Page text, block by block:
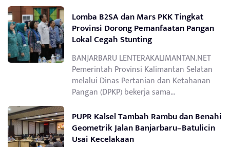
Lomba B2SA dan Mars PKK Tingkat
Provinsi Dorong Pemanfaatan Pangan
Lokal Cegah Stunting
BANJARBARU LENTERAKALIMANTAN.NET
Pemerintah Provinsi Kalimantan Selatan
melalui Dinas Pertanian dan Ketahanan
Pangan (DPKP) bekerja sama…
PUPR Kalsel Tambah Rambu dan Benahi
Geometrik Jalan Banjarbaru–Batulicin
Usai Kecelakaan